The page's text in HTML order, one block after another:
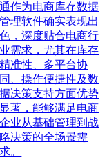
通作为电商库存数据
管理软件确实表现出
色，深度贴合电商行
业需求，尤其在库存
精准性、多平台协
同、操作便捷性及数
据决策支持方面优势
显著，能够满足电商
企业从基础管理到战
略决策的全场景需
求。